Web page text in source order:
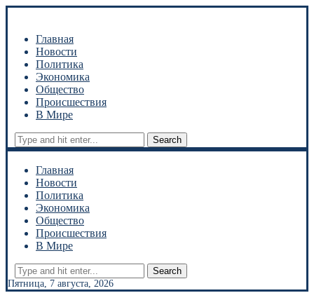
Главная
Новости
Политика
Экономика
Общество
Происшествия
В Мире
Search
Главная
Новости
Политика
Экономика
Общество
Происшествия
В Мире
Search
Пятница, 7 августа, 2026